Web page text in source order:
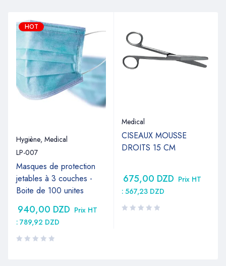
HOT
Hygiène, Medical
LP-007
Masques de protection
jetables à 3 couches -
Boite de 100 unites
940,00 DZD Prix HT
: 789,92 DZD
Medical
CISEAUX MOUSSE
DROITS 15 CM
675,00 DZD Prix HT
: 567,23 DZD